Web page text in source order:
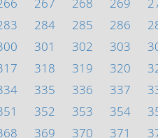
284 285 286
301 302 303
318 319 320
335 336 337
352 353 354
369 370 371